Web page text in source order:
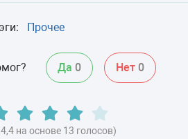
Прочее
Да 0 Нет 0
на основе 13 голосов)